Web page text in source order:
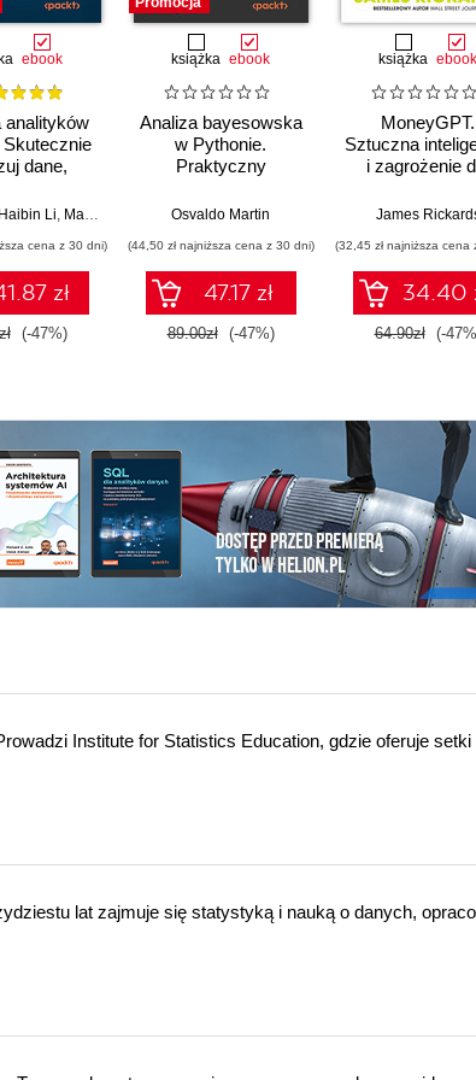
ebook
analityków
dane,
wnioski i
SQL
IV
Haibin Li, Matt Goldwasser ,Upom Malik,Benjamin Johnston
cena z 30 dni)
zł
(-47%)
książka ebook
Analiza bayesowska
w Pythonie.
Praktyczny
modelowaniu
Wydanie III
Osvaldo Martin
(44,50 zł najniższa cena z 30 dni)
47.17 zł
89.00zł (-47%)
książka ebook
MoneyGPT.
Sztuczna
i zagrożenie
James
(32,45 zł najniższa cena
34.40
64.90zł (-
Institute for Statistics Education, gdzie oferuje setki
lat zajmuje się statystyką i nauką o danych,